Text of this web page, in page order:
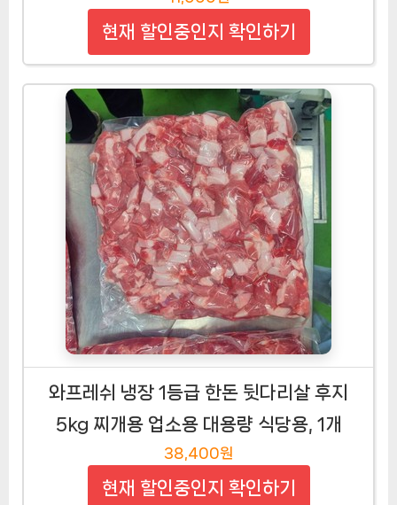
(문경쑥돈) 국내산 돼지(신선냉장) 뒷고기모
둠(찌개용)2kg, 2kg, 1개
11,000원
현재 할인중인지 확인하기